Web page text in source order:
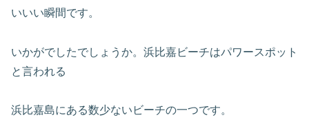
いいい瞬間です。
いかがでしたでしょうか。浜比嘉ビーチはパワースポット
と言われる
浜比嘉島にある数少ないビーチの一つです。